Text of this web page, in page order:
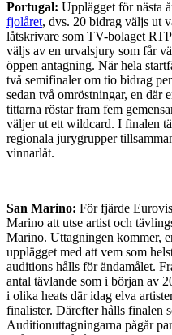
Portugal: Upplägget för nästa
fjolåret, dvs. 20 bidrag väljs ut
låtskrivare som TV-bolaget
väljs av en urvalsjury som får
öppen antagning. När hela
två semifinaler om tio bidrag
sedan två omröstningar, en där
tittarna röstar fram fem
väljer ut ett wildcard. I finalen
regionala jurygrupper
vinnarlåt.
San Marino: För fjärde
Marino att utse artist och
Marino. Uttagningen kommer,
upplägget med att vem som
auditions hålls för ändamålet.
antal tävlande som i början av
i olika heats där idag elva
finalister. Därefter hålls finalen
Auditionuttagningarna pågår